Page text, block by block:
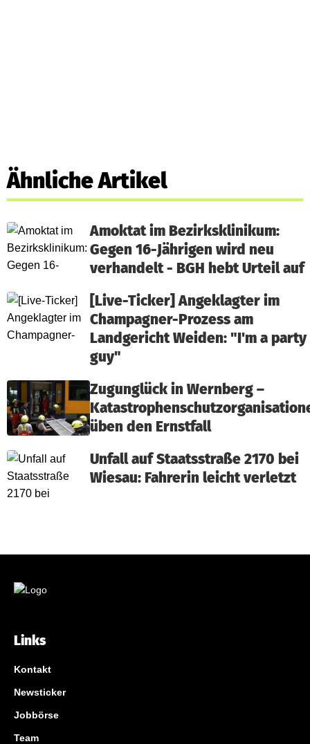
Ähnliche Artikel
Amoktat im Bezirksklinikum:
Gegen 16-Jährigen wird neu
verhandelt - BGH hebt Urteil auf
[Live-Ticker] Angeklagter im
Champagner-Prozess am
Landgericht Weiden: "I'm a party
guy"
Zugunglück in Wernberg –
üben den Ernstfall
Unfall auf Staatsstraße 2170 bei
Wiesau: Fahrerin leicht verletzt
Links
Kontakt
Newsticker
Jobbörse
Team